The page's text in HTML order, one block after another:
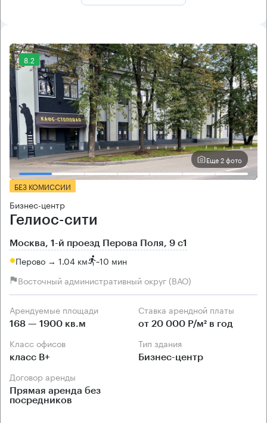
8.2
Еще 2 фото
БЕЗ КОМИССИИ
Бизнес-центр
Гелиос-сити
Москва, 1-й проезд Перова Поля, 9 с1
Перово → 1.04 км ~10 мин
Восточный административный округ (ВАО)
Арендуемые площади
168 — 1900 кв.м
Ставка арендной платы
от 20 000 Р/м² в год
Класс офисов
класс B+
Тип здания
Бизнес-центр
Договор аренды
Прямая аренда без
посредников